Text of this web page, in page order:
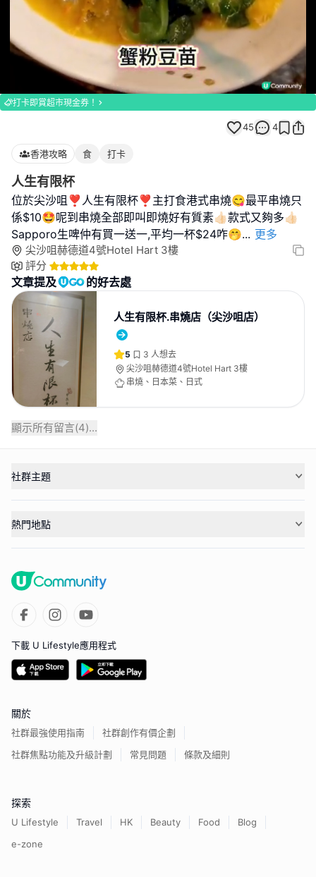
100.00%
Unmute
打卡即賞超市現金券！
45 4
香港攻略 食 打卡
人生有限杯
位於尖沙咀❣︎人生有限杯❣︎主打食港式串燒😋最平串燒只
係$10🤩呢到串燒全部即叫即燒好有質素👍🏻款式又夠多👍🏻
Sapporo生啤仲有買一送一,平均一杯$24咋🤭... 更多
尖沙咀赫德道4號Hotel Hart 3樓
評分
文章提及 的好去處
人生有限杯.串燒店（尖沙咀店）
5 3 人想去
尖沙咀赫德道4號Hotel Hart 3樓
串燒、日本菜、日式
顯示所有留言(4)...
社群主題
熱門地點
下載 U Lifestyle應用程式
關於
社群最強使用指南
社群創作有價企劃
社群焦點功能及升級計劃
常見問題 條款及細則
探索
U Lifestyle Travel HK Beauty Food
Blog
e-zone